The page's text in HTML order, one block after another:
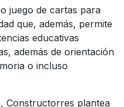
juego de cartas para
que, además, permite
educativas
además de orientación
o incluso
Constructorres plantea